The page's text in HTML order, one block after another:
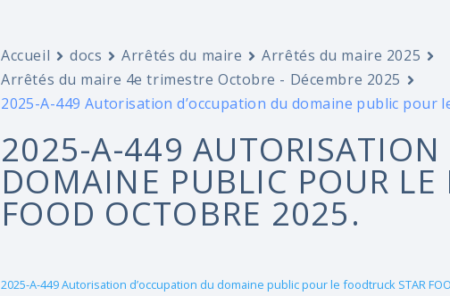
Accueil docs Arrêtés du maire
Arrêtés du maire 2025
Arrêtés du maire 4e trimestre Octobre - Décembre 2025
2025-A-449 Autorisation d’occupation du domaine public pour
2025-A-449 AUTORISATION
DOMAINE PUBLIC POUR LE
FOOD OCTOBRE 2025.
2025-A-449 Autorisation d’occupation du domaine public pour le foodtruck STAR